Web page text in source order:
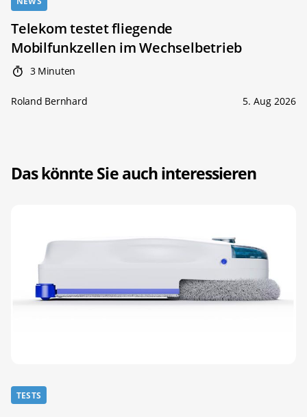
Telekom testet fliegende
Mobilfunkzellen im Wechselbetrieb
3 Minuten
Roland Bernhard 5. Aug 2026
Das könnte Sie auch interessieren
TESTS